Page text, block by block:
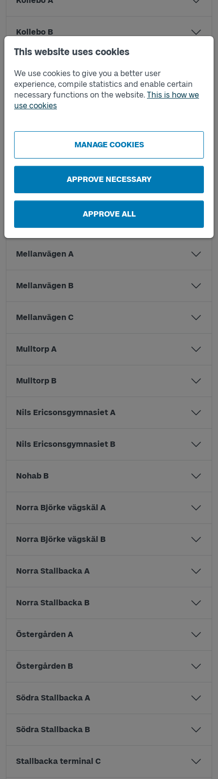
This website uses cookies
We use cookies to give you a better user
experience, compile statistics and enable certain
necessary functions on the website. This is how we
use cookies
MANAGE COOKIES
APPROVE NECESSARY
APPROVE ALL
Kollebo B
Kungsportsvägen B
Logården B
Mellanvägen A
Mellanvägen B
Mellanvägen C
Mulltorp A
Mulltorp B
Nils Ericsonsgymnasiet A
Nils Ericsonsgymnasiet B
Nohab B
Norra Björke vägskäl A
Norra Björke vägskäl B
Norra Stallbacka A
Norra Stallbacka B
Östergården A
Östergården B
Södra Stallbacka A
Södra Stallbacka B
Stallbacka terminal C